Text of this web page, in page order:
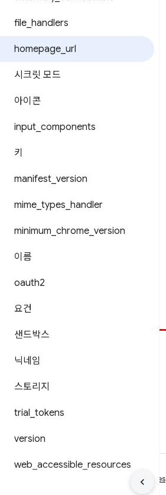
file handlers
homepage url
시크릿 모드
아이콘
input components
키
manifest version
mime types handler
minimum chrome version
이름
oauth2
요건
샌드박스
닉네임
스토리지
trial tokens
version
web accessible resources
참여
공개된 문제 보기
Manage cookies